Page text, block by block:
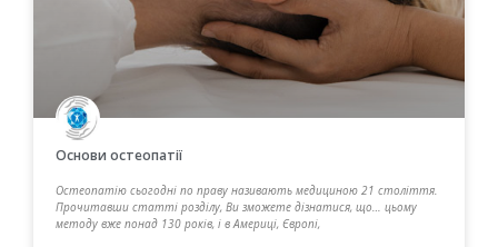
Основи остеопатії
Остеопатію сьогодні по праву називають медициною 21 століття.
Прочитавши статті розділу, Ви зможете дізнатися, що… цьому
методу вже понад 130 років, і в Америці, Європі,